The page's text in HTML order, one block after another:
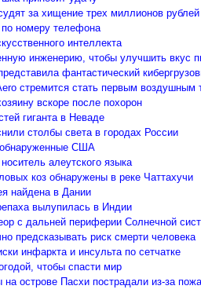
за хищение трех миллионов рублей
номеру телефона
интеллекта
инженерию, чтобы улучшить вкус
фантастический
стремится стать первым воздушным
вскоре после похорон
гиганта в Неваде
столбы света в городах России
обнаруженные США
алеутского языка
коз обнаружены в реке Чаттахучи
найдена в Дании
вылупилась в Индии
с дальней периферии Солнечной
предсказывать риск смерти человека
инфаркта и инсульта по сетчатке
чтобы спасти мир
острове Пасхи пострадали из-за